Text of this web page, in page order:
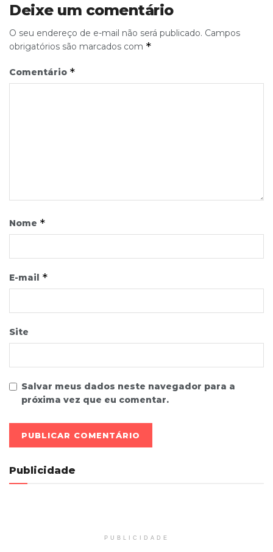
Deixe um comentário
O seu endereço de e-mail não será publicado. Campos
obrigatórios são marcados com *
Comentário *
Nome *
E-mail *
Site
Salvar meus dados neste navegador para a
próxima vez que eu comentar.
Publicidade
PUBLICIDADE